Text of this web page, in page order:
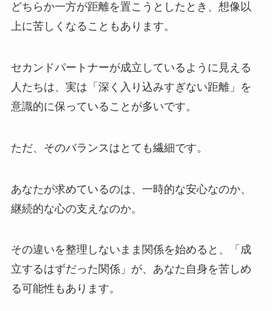
どちらか一方が距離を置こうとしたとき、想像以
上に苦しくなることもあります。
セカンドパートナーが成立しているように見える
人たちは、実は「深く入り込みすぎない距離」を
意識的に保っていることが多いです。
ただ、そのバランスはとても繊細です。
あなたが求めているのは、一時的な安心なのか、
継続的な心の支えなのか。
その違いを整理しないまま関係を始めると、「成
立するはずだった関係」が、あなた自身を苦しめ
る可能性もあります。